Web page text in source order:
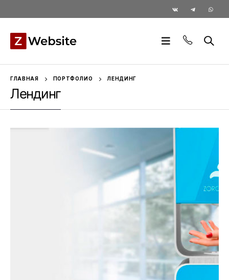
ГЛАВНАЯ ПОРТФОЛИО ЛЕНДИНГ
Лендинг